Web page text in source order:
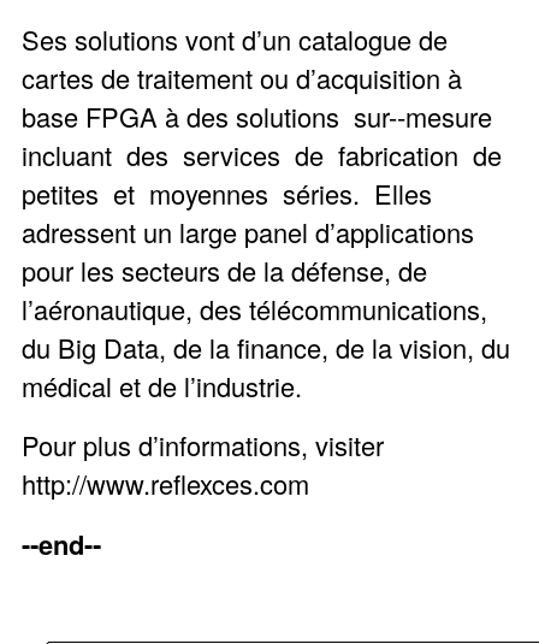
Ses solutions vont d’un catalogue de
cartes de traitement ou d’acquisition à
base FPGA à des solutions sur-­‐mesure
incluant des services de fabrication de
petites et moyennes séries. Elles
adressent un large panel d’applications
pour les secteurs de la défense, de
l’aéronautique, des télécommunications,
du Big Data, de la finance, de la vision, du
médical et de l’industrie.
Pour plus d’informations, visiter
http://www.reflexces.com
-­‐end-­‐